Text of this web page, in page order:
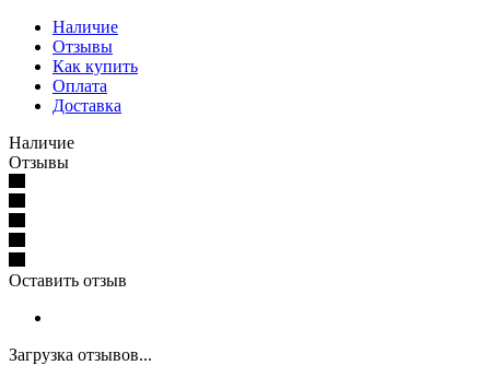
Наличие
Отзывы
Как купить
Оплата
Доставка
Наличие
Отзывы
Оставить отзыв
Загрузка отзывов...